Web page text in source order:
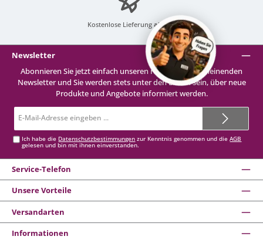
Kostenlose Lieferung ab 99 €
Newsletter
Abonnieren Sie jetzt einfach unseren regelmäßig erscheinenden
Newsletter und Sie werden stets unter den Ersten sein, über neue
Produkte und Angebote informiert werden.
Mail-
Ich habe die Datenschutzbestimmungen zur Kenntnis genommen und dieAGB
gelesen und bin mit ihnen einverstanden.
Service-Telefon
Unsere Vorteile
Versandarten
Informationen